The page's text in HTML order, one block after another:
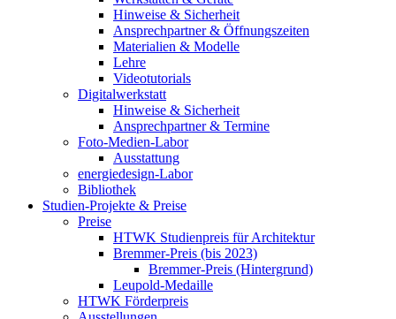
Hinweise & Sicherheit
Ansprechpartner & Öffnungszeiten
Materialien & Modelle
Lehre
Videotutorials
Digitalwerkstatt
Hinweise & Sicherheit
Ansprechpartner & Termine
Foto-Medien-Labor
Ausstattung
energiedesign-Labor
Bibliothek
Studien-Projekte & Preise
Preise
HTWK Studienpreis für Architektur
Bremmer-Preis (bis 2023)
Bremmer-Preis (Hintergrund)
Leupold-Medaille
HTWK Förderpreis